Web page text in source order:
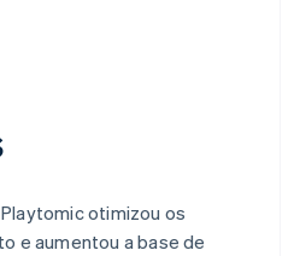
otimizou os
e aumentou a base de